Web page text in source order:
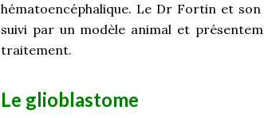
hématoencéphalique. Le Dr Fortin et
suivi par un modèle animal et
traitement.
Le glioblastome